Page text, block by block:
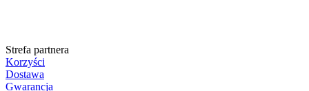
Strefa partnera
Korzyści
Dostawa
Gwarancja